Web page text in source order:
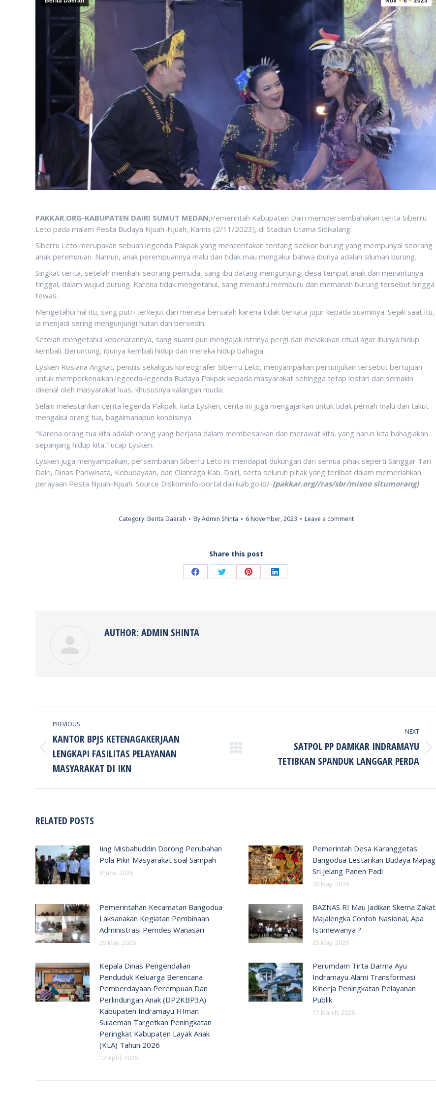
PAKKAR.ORG-KABUPATEN DAIRI SUMUT MEDAN;Pemerintah Kabupaten Dairi mempersembahakan cerita Siberru
Leto pada malam Pesta Budaya Njuah-Njuah, Kamis (2/11/2023), di Stadiun Utama Sidikalang.
Siberru Leto merupakan sebuah legenda Pakpak yang menceritakan tentang seekor burung yang mempunyai seorang
anak perempuan. Namun, anak perempuannya malu dan tidak mau mengakui bahwa ibunya adalah siluman burung.
Singkat cerita, setelah menikahi seorang pemuda, sang ibu datang mengunjungi desa tempat anak dan menantunya
tinggal, dalam wujud burung. Karena tidak mengetahui, sang menantu memburu dan memanah burung tersebut hingga
tewas.
Mengetahui hal itu, sang putri terkejut dan merasa bersalah karena tidak berkata jujur kepada suaminya. Sejak saat itu,
ia menjadi sering mengunjungi hutan dan bersedih.
Setelah mengetahui kebenarannya, sang suami pun mengajak istrinya pergi dan melakukan ritual agar ibunya hidup
kembali. Beruntung, ibunya kembali hidup dan mereka hidup bahagia.
Lysken Rosiana Angkat, penulis sekaligus koreografer Siberru Leto, menyampaikan pertunjukan tersebut bertujuan
untuk memperkenalkan legenda-legenda Budaya Pakpak kepada masyarakat sehingga tetap lestari dan semakin
dikenal oleh masyarakat luas, khususnya kalangan muda.
Selain melestarikan cerita legenda Pakpak, kata Lysken, cerita ini juga mengajarkan untuk tidak pernah malu dan takut
mengakui orang tua, bagaimanapun kondisinya.
“Karena orang tua kita adalah orang yang berjasa dalam membesarkan dan merawat kita, yang harus kita bahagiakan
sepanjang hidup kita,” ucap Lysken.
Lysken juga menyampaikan, persembahan Siberru Leto ini mendapat dukungan dari semua pihak seperti Sanggar Tari
Dairi, Dinas Pariwisata, Kebudayaan, dan Olahraga Kab. Dairi, serta seluruh pihak yang terlibat dalam memeriahkan
perayaan Pesta Njuah-Njuah. Source Diskominfo-portal.dairikab.go.id/-(pakkar.org//ras/sbr/misno situmorang)
Category: Berita Daerah ByAdmin Shinta 6 November, 2023 Leave a comment
Share this post
Share Share Share Share
AUTHOR: ADMIN SHINTA
NAVIGATION
PREVIOUS
Previous
post:
KANTOR BPJS KETENAGAKERJAAN
LENGKAPI FASILITAS PELAYANAN
MASYARAKAT DI IKN
NEXT
SATPOL PP DAMKAR INDRAMAYU
TETIBKAN SPANDUK LANGGAR PERDA
RELATED POSTS
Iing Misbahuddin Dorong Perubahan
Pola Pikir Masyarakat soal Sampah
9 June, 2026
Pemerintah Desa Karanggetas
Bangodua Lestarikan Budaya Mapag
Sri Jelang Panen Padi
30 May, 2026
Pemerintahan Kecamatan Bangodua
Laksanakan Kegiatan Pembinaan
Administrasi Pemdes Wanasari
29 May, 2026
BAZNAS RI Mau Jadikan Skema Zakat
Majalengka Contoh Nasional, Apa
Istimewanya ?
25 May, 2026
Kepala Dinas Pengendalian
Penduduk Keluarga Berencana
Pemberdayaan Perempuan Dan
Perlindungan Anak (DP2KBP3A)
Kabupaten Indramayu HIman
Sulaeman Targetkan Peningkatan
Peringkat Kabupaten Layak Anak
(KLA) Tahun 2026
12 April, 2026
Perumdam Tirta Darma Ayu
Indramayu Alami Transformasi
Kinerja Peningkatan Pelayanan
Publik
17 March, 2026